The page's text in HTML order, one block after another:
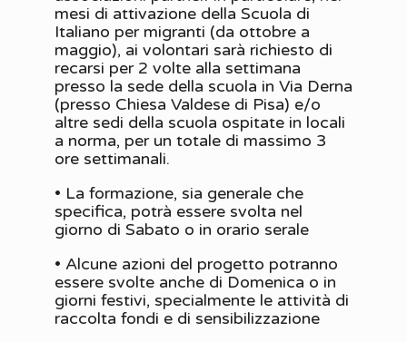
mesi di attivazione della Scuola di
Italiano per migranti (da ottobre a
maggio), ai volontari sarà richiesto di
recarsi per 2 volte alla settimana
presso la sede della scuola in Via Derna
(presso Chiesa Valdese di Pisa) e/o
altre sedi della scuola ospitate in locali
a norma, per un totale di massimo 3
ore settimanali.
• La formazione, sia generale che
specifica, potrà essere svolta nel
giorno di Sabato o in orario serale
• Alcune azioni del progetto potranno
essere svolte anche di Domenica o in
giorni festivi, specialmente le attività di
raccolta fondi e di sensibilizzazione